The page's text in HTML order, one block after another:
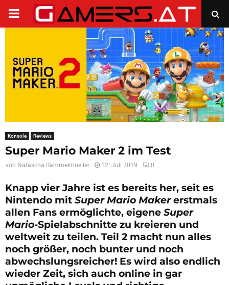
PRIMARY
Konsole Reviews
Super Mario Maker 2 im Test
von Natascha Rammelmueller 12. Juli 2019 0
Knapp vier Jahre ist es bereits her, seit es
Nintendo mit Super Mario Makererstmals
allen Fans ermöglichte, eigene Super
Mario-Spielabschnitte zu kreieren und
weltweit zu teilen. Teil 2 macht nun alles
noch größer, noch bunter und noch
abwechslungsreicher! Es wird also endlich
wieder Zeit, sich auch online in gar